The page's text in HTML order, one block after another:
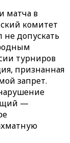
матча в
комитет
не допускать
турниров
признанная
запрет.
—